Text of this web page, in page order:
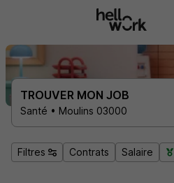
TROUVER MON JOB
Santé • Moulins 03000
Filtres Contrats Salaire